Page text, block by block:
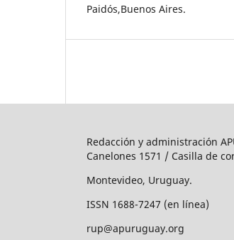
Paidós,Buenos Aires.
Redacción y administración
Canelones 1571 / Casilla de
Montevideo, Uruguay.
ISSN 1688-7247 (en línea)
rup@apuruguay.org